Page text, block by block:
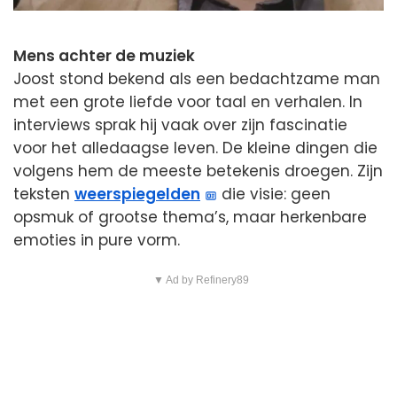
Mens achter de muziek
Joost stond bekend als een bedachtzame man
met een grote liefde voor taal en verhalen. In
interviews sprak hij vaak over zijn fascinatie
voor het alledaagse leven. De kleine dingen die
volgens hem de meeste betekenis droegen. Zijn
teksten weerspiegelden
die visie: geen
opsmuk of grootse thema’s, maar herkenbare
emoties in pure vorm.
▼ Ad by Refinery89